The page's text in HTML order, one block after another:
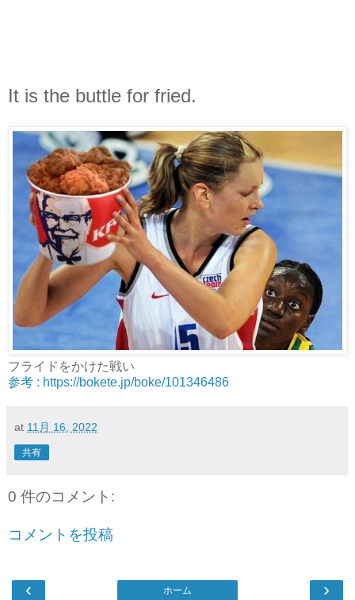
It is the buttle for fried.
フライドをかけた戦い
参考 : https://bokete.jp/boke/101346486
at 11月 16, 2022
共有
0 件のコメント:
コメントを投稿
‹ ›
ホーム